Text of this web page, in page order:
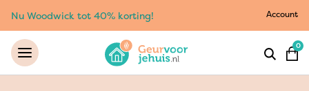
Nu Woodwick tot 40% korting! Account
0